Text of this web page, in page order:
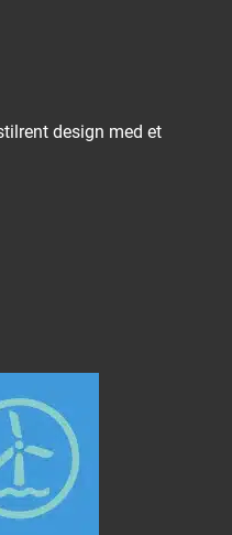
design med et